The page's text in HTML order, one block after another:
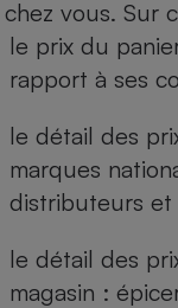
chez vous. Sur
le prix du
rapport à ses
le détail des
marques
distributeurs
le détail des
magasin :